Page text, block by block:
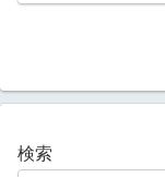
検索